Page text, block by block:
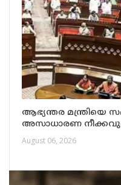
ആഭ്യന്തര മന്ത്രിയെ
അസാധാരണ
August 06, 2026